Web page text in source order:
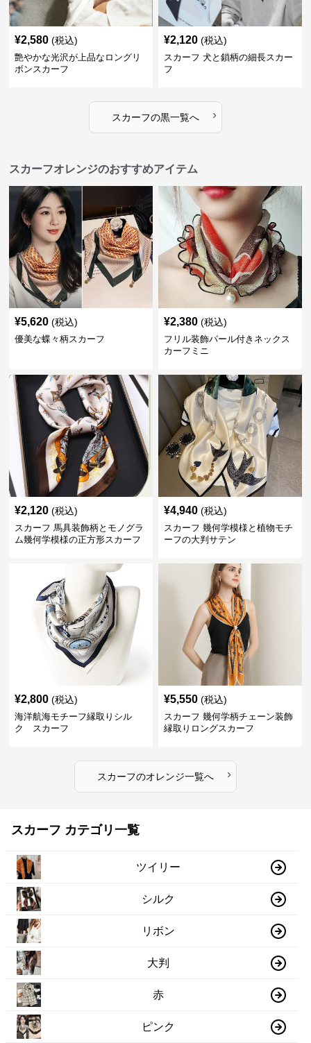
¥2,580 (税込)
艶やかな光沢が上品なロングリ
ボンスカーフ
¥2,120 (税込)
スカーフ 犬と鎖柄の細長スカー
フ
スカーフの黒一覧へ ›
スカーフオレンジのおすすめアイテム
¥5,620 (税込)
優美な蝶々柄スカーフ
¥2,380 (税込)
フリル装飾パール付きネックス
カーフミニ
¥2,120 (税込)
スカーフ 馬具装飾柄とモノグラ
ム幾何学模様の正方形スカーフ
¥4,940 (税込)
スカーフ 幾何学模様と植物モチ
ーフの大判サテン
¥2,800 (税込)
海洋航海モチーフ縁取りシル
ク スカーフ
¥5,550 (税込)
スカーフ 幾何学柄チェーン装飾
縁取りロングスカーフ
スカーフのオレンジ一覧へ ›
スカーフ カテゴリ一覧
ツイリー
シルク
リボン
大判
赤
ピンク